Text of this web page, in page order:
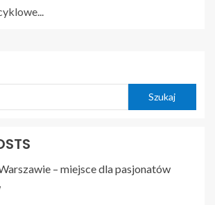
Szukaj
– miejsce dla pasjonatów